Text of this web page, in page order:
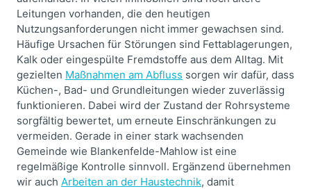
Leitungen vorhanden, die den heutigen
Nutzungsanforderungen nicht immer gewachsen sind.
Häufige Ursachen für Störungen sind Fettablagerungen,
Kalk oder eingespülte Fremdstoffe aus dem Alltag. Mit
gezielten Maßnahmen am Abfluss sorgen wir dafür, dass
Küchen-, Bad- und Grundleitungen wieder zuverlässig
funktionieren. Dabei wird der Zustand der Rohrsysteme
sorgfältig bewertet, um erneute Einschränkungen zu
vermeiden. Gerade in einer stark wachsenden
Gemeinde wie Blankenfelde-Mahlow ist eine
regelmäßige Kontrolle sinnvoll. Ergänzend übernehmen
wir auch Arbeiten an der Haustechnik, damit